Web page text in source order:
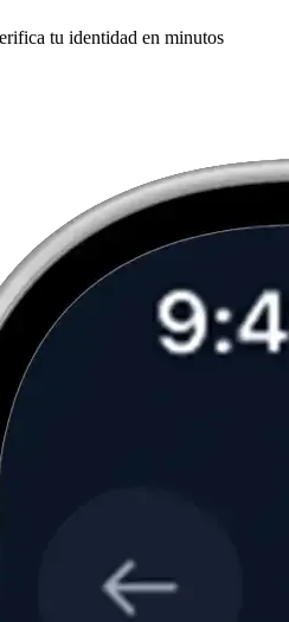
tu identidad en minutos